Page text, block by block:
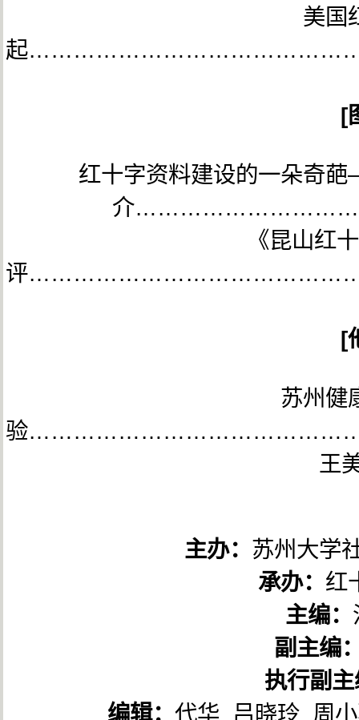
美国
起
[
红十字资料建设的一朵奇
介
《昆山红
评
[
苏州健
验
王
主办： 苏州大学
承办： 红
主编：
副主编
执行副
编辑： 代华 吕晓玲 周